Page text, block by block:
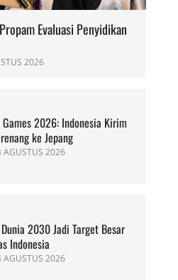
Evaluasi Penyidikan
2026
2026: Indonesia Kirim
ke Jepang
AGUSTUS 2026
2030 Jadi Target Besar
Indonesia
AGUSTUS 2026